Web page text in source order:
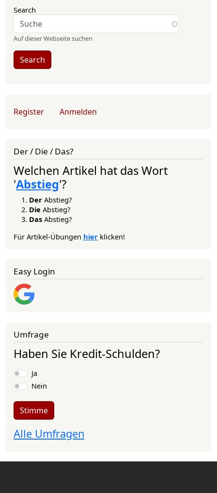
Search
Auf dieser Webseite suchen
Search
User account menu
Register Anmelden
Der / Die / Das?
Welchen Artikel hat das Wort
'Abstieg'?
Der Abstieg?
Die Abstieg?
Das Abstieg?
Für Artikel-Übungen hier klicken!
Easy Login
Umfrage
Haben Sie Kredit-Schulden?
Auswahlmöglichkeiten
Ja
Nein
Stimme
Alle Umfragen